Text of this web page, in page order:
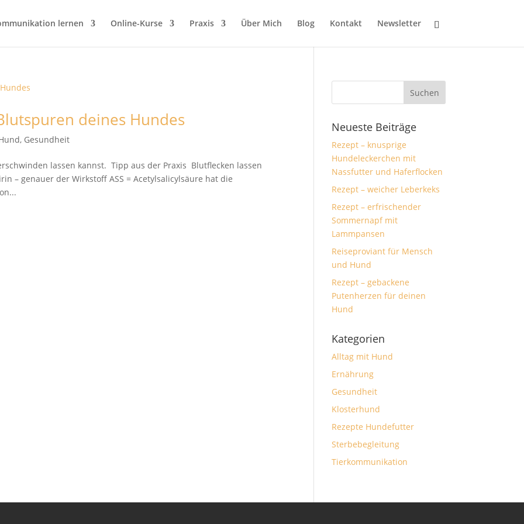
lernen Online-Kurse Praxis Über Mich Blog Kontakt Newsletter
deines Hundes
, Gesundheit
lassen kannst. Tipp aus der Praxis Blutflecken lassen
– genauer der Wirkstoff ASS = Acetylsalicylsäure hat die
Neueste Beiträge
Rezept – knusprige
Hundeleckerchen mit
Nassfutter und Haferflocken
Rezept – weicher Leberkeks
Rezept – erfrischender
Sommernapf mit
Lammpansen
Reiseproviant für Mensch
und Hund
Rezept – gebackene
Putenherzen für deinen
Hund
Kategorien
Alltag mit Hund
Ernährung
Gesundheit
Klosterhund
Rezepte Hundefutter
Sterbebegleitung
Tierkommunikation